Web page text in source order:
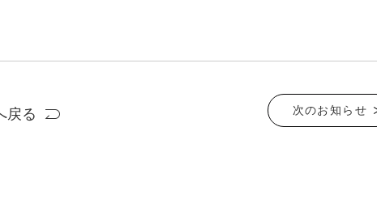
戻る 次のお知らせ